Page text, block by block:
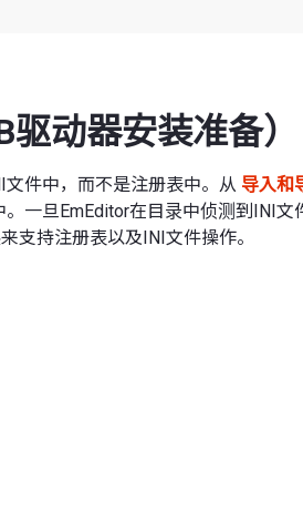
动器安装准备）
件中，而不是注册表中。从 导入和
一旦EmEditor在目录中侦测到INI文
支持注册表以及INI文件操作。